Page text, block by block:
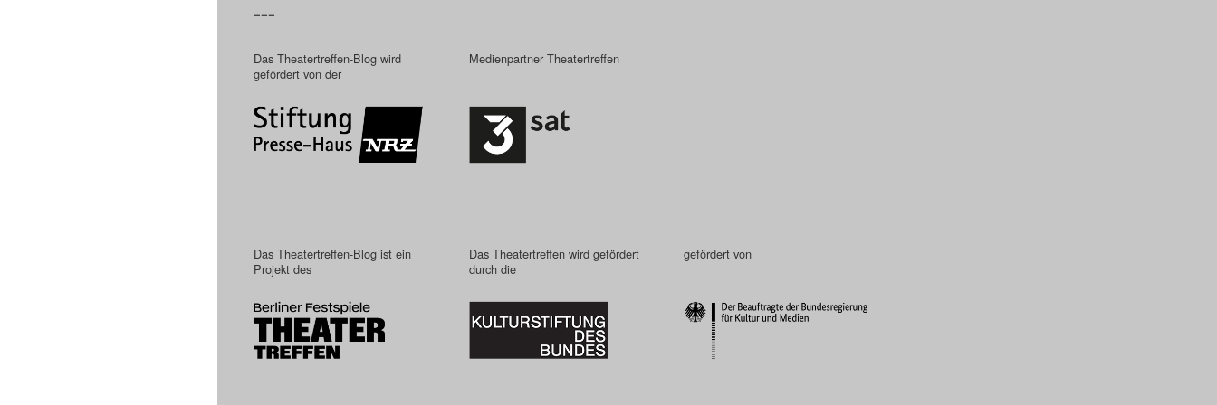
–––
Das Theatertreffen-Blog wird
gefördert von der
Medienpartner Theatertreffen
Das Theatertreffen-Blog ist ein
Projekt des
Das Theatertreffen wird gefördert
durch die
gefördert von